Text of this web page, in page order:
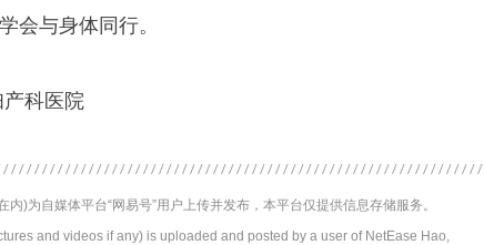
会与身体同行。
科医院
)为自媒体平台“网易号”用户上传并发布，本平台仅提供信息存储服务。
and videos if any) is uploaded and posted by a user of NetEase Hao,